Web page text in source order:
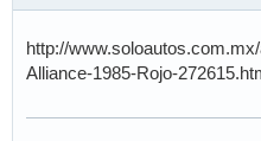
http://
Alliance-1985-Rojo-